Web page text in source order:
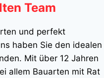
Team
und perfekt
haben Sie den idealen
Mit über 12 Jahren
allem Bauarten mit Rat